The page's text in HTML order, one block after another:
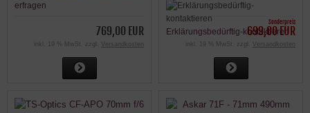
erfragen
769,00 EUR
inkl. 19 % MwSt. zzgl. Versandkosten
Erklärungsbedürftig-kontaktieren
Sonderpreis
699,00 EUR
inkl. 19 % MwSt. zzgl. Versandkosten